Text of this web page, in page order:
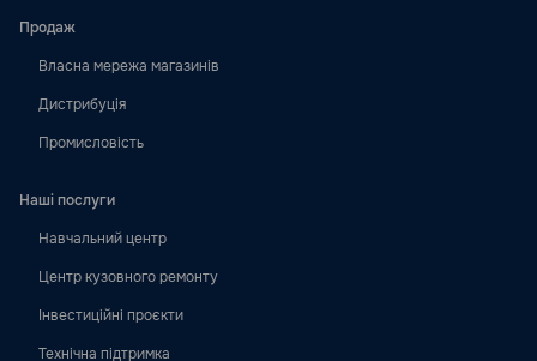
Продаж
Власна мережа магазинів
Дистрибуція
Промисловість
Наші послуги
Навчальний центр
Центр кузовного ремонту
Інвестиційні проєкти
Технічна підтримка